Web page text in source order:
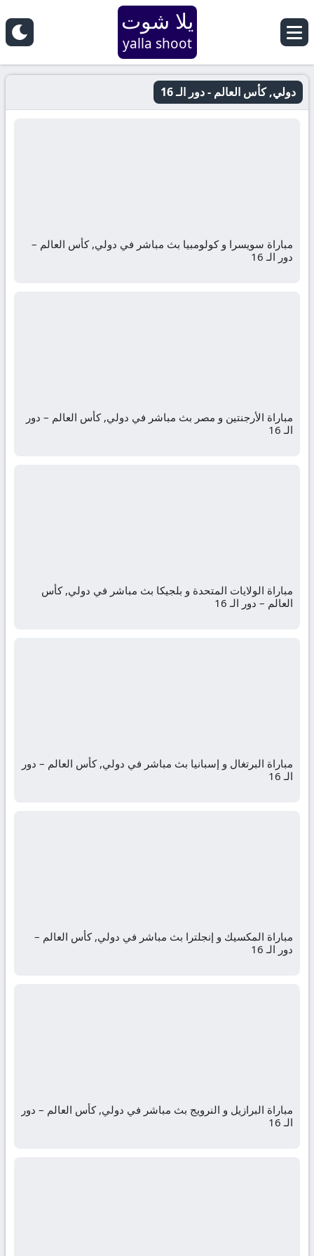
يلا شوت
yalla shoot
دولي, كأس العالم - دور الـ 16
مباراة سويسرا و كولومبيا بث مباشر في دولي, كأس العالم –
دور الـ 16
مباراة الأرجنتين و مصر بث مباشر في دولي, كأس العالم – دور
الـ 16
مباراة الولايات المتحدة و بلجيكا بث مباشر في دولي, كأس
العالم – دور الـ 16
مباراة البرتغال و إسبانيا بث مباشر في دولي, كأس العالم – دور
الـ 16
مباراة المكسيك و إنجلترا بث مباشر في دولي, كأس العالم –
دور الـ 16
مباراة البرازيل و النرويج بث مباشر في دولي, كأس العالم – دور
الـ 16